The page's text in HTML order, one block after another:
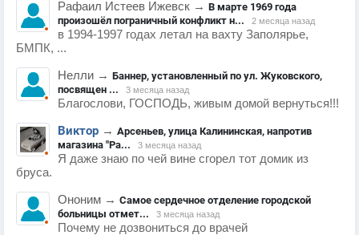
Рафаил Истеев Ижевск → В марте 1969 года
произошёл пограничный конфликт н...
2 месяца назад
в 1994-1997 годах летал на вахту Заполярье,
БМПК, ...
Нелли → Баннер, установленный по ул. Жуковского,
посвящен ...
3 месяца назад
Благослови, ГОСПОДЬ, живым домой вернуться!!!
Виктор → Арсеньев, улица Калининская, напротив
магазина "Ра...
3 месяца назад
Я даже знаю по чей вине сгорел тот домик из
бруса.
Ононим → Самое сердечное отделение городской
больницы отмет...
3 месяца назад
Почему не дозвониться до врачей